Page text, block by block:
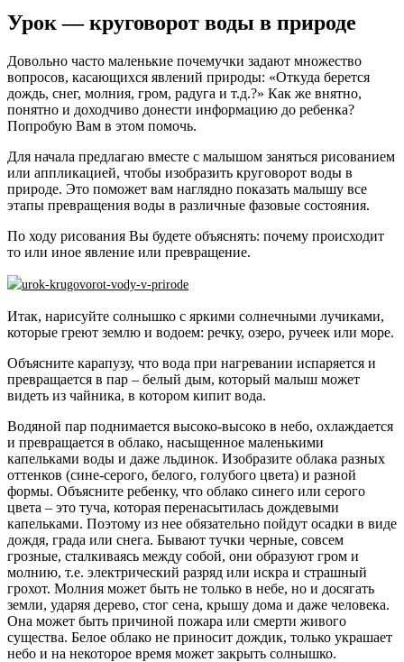
Урок — круговорот воды в природе
Довольно часто маленькие почемучки задают множество
вопросов, касающихся явлений природы: «Откуда берется
дождь, снег, молния, гром, радуга и т.д.?» Как же внятно,
понятно и доходчиво донести информацию до ребенка?
Попробую Вам в этом помочь.
Для начала предлагаю вместе с малышом заняться рисованием
или аппликацией, чтобы изобразить круговорот воды в
природе. Это поможет вам наглядно показать малышу все
этапы превращения воды в различные фазовые состояния.
По ходу рисования Вы будете объяснять: почему происходит
то или иное явление или превращение.
Итак, нарисуйте солнышко с яркими солнечными лучиками,
которые греют землю и водоем: речку, озеро, ручеек или море.
Объясните карапузу, что вода при нагревании испаряется и
превращается в пар – белый дым, который малыш может
видеть из чайника, в котором кипит вода.
Водяной пар поднимается высоко-высоко в небо, охлаждается
и превращается в облако, насыщенное маленькими
капельками воды и даже льдинок. Изобразите облака разных
оттенков (сине-серого, белого, голубого цвета) и разной
формы. Объясните ребенку, что облако синего или серого
цвета – это туча, которая перенасытилась дождевыми
капельками. Поэтому из нее обязательно пойдут осадки в виде
дождя, града или снега. Бывают тучки черные, совсем
грозные, сталкиваясь между собой, они образуют гром и
молнию, т.е. электрический разряд или искра и страшный
грохот. Молния может быть не только в небе, но и досягать
земли, ударяя дерево, стог сена, крышу дома и даже человека.
Она может быть причиной пожара или смерти живого
существа. Белое облако не приносит дождик, только украшает
небо и на некоторое время может закрыть солнышко.